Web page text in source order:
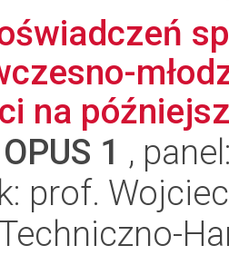
na
OPUS 1 ,
prof.